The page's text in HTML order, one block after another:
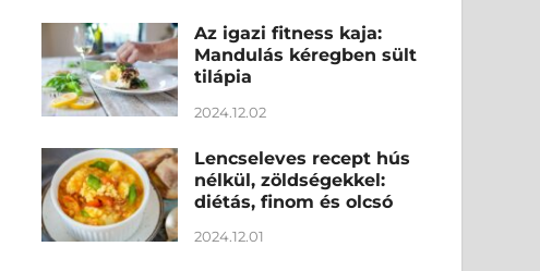
Az igazi fitness kaja:
Mandulás kéregben sült
tilápia
2024.12.02
Lencseleves recept hús
nélkül, zöldségekkel:
diétás, finom és olcsó
2024.12.01